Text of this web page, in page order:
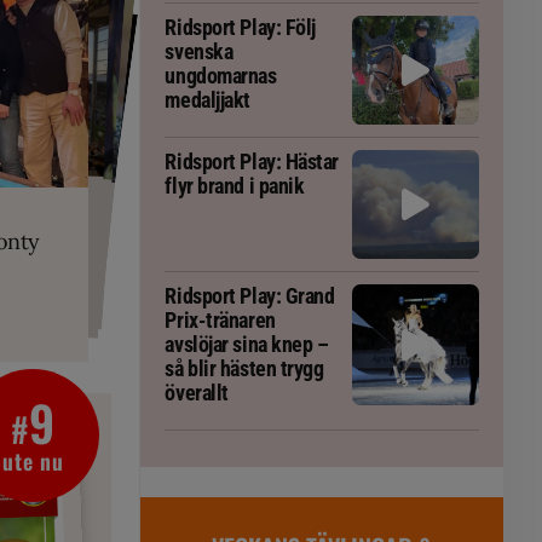
är allt
fång
blivit
tränaren
#9
ute nu
Ridsport Play: Följ
svenska
ungdomarnas
medaljjakt
Ridsport Play: Hästar
flyr brand i panik
Ridsport Play: Grand
Prix-tränaren
avslöjar sina knep –
så blir hästen trygg
överallt